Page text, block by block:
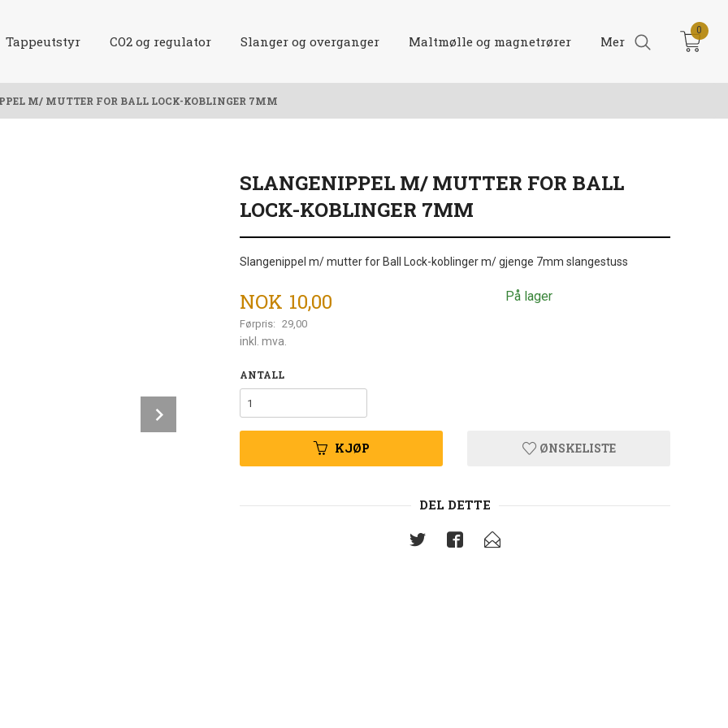
Tappeutstyr CO2 og regulator Slanger og overganger Maltmølle og magnetrører Mer
0
M/ MUTTER FOR BALL LOCK-KOBLINGER 7MM
SLANGENIPPEL M/ MUTTER FOR BALL
LOCK-KOBLINGER 7MM
Slangenippel m/ mutter for Ball Lock-koblinger m/ gjenge 7mm slangestuss
Tilbud
NOK 10,00
Førpris: 29,00
Rabatt
inkl. mva.
På lager
ANTALL
KJØP ØNSKELISTE
DEL DETTE